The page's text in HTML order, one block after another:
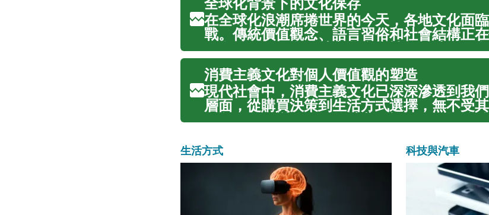
樂消費模式，為全球經...
全球化背景下的文化保存
在全球化浪潮席捲世界的今天，各地文化面
戰。傳統價值觀念、語言習俗和社會結構正
平衡點。如何在保持文化多樣性的同時，促
合與發展，成為當代社會必須深思的重要課
關乎個人身份認同，更...
消費主義文化對個人價值觀的塑造
現代社會中，消費主義文化已深深滲透到我
層面，從購買決策到生活方式選擇，無不受
現象不僅改變了人們的消費習慣，更在潛移
我們可以更深入地理...
生活方式 科技與汽車